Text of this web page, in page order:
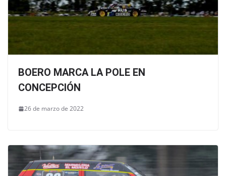
BOERO MARCA LA POLE EN
CONCEPCIÓN
26 de marzo de 2022